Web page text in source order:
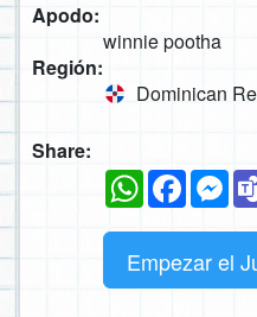
Apodo:
winnie pootha
Región:
Dominican
Share:
WhatsApp
Empezar el